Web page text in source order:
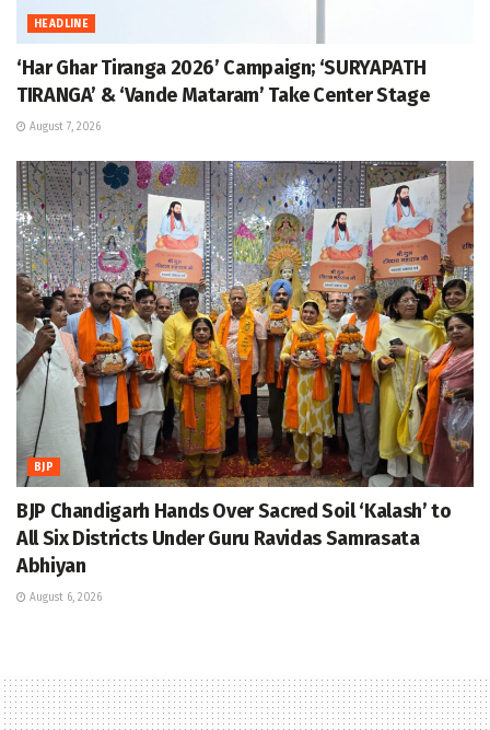
HEADLINE
‘Har Ghar Tiranga 2026’ Campaign; ‘SURYAPATH
TIRANGA’ & ‘Vande Mataram’ Take Center Stage
August 7, 2026
BJP
BJP Chandigarh Hands Over Sacred Soil ‘Kalash’ to
All Six Districts Under Guru Ravidas Samrasata
Abhiyan
August 6, 2026